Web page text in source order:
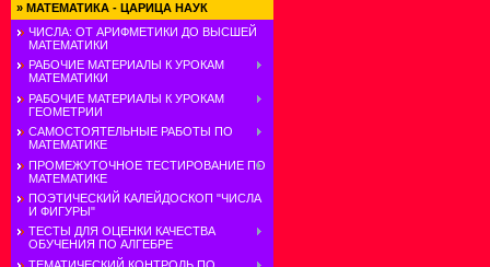
» МАТЕМАТИКА - ЦАРИЦА НАУК
ЧИСЛА: ОТ АРИФМЕТИКИ ДО ВЫСШЕЙ
МАТЕМАТИКИ
РАБОЧИЕ МАТЕРИАЛЫ К УРОКАМ
МАТЕМАТИКИ
РАБОЧИЕ МАТЕРИАЛЫ К УРОКАМ
ГЕОМЕТРИИ
САМОСТОЯТЕЛЬНЫЕ РАБОТЫ ПО
МАТЕМАТИКЕ
ПРОМЕЖУТОЧНОЕ ТЕСТИРОВАНИЕ ПО
МАТЕМАТИКЕ
ПОЭТИЧЕСКИЙ КАЛЕЙДОСКОП "ЧИСЛА
И ФИГУРЫ"
ТЕСТЫ ДЛЯ ОЦЕНКИ КАЧЕСТВА
ОБУЧЕНИЯ ПО АЛГЕБРЕ